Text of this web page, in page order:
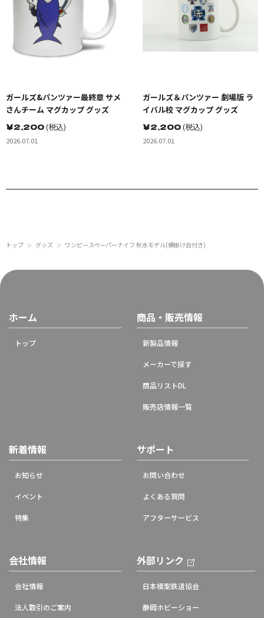
ガールズ&パンツァー最終章 サメ
さんチーム マグカップ グッズ
￥2,200(税込)
2026.07.01
ガールズ＆パンツァー 劇場版 ラ
イバル校 マグカップ グッズ
￥2,200(税込)
2026.07.01
トップ ＞ グッズ ＞ ワンピースペーパーナイフ 秋水モデル(横掛け台付き)
ホーム
トップ
商品・販売情報
新製品情報
メーカーで探す
商品リストDL
販売店情報一覧
新着情報
お知らせ
イベント
特集
サポート
お問い合わせ
よくある質問
アフターサービス
会社情報
会社情報
法人取引のご案内
外部リンク
日本模型鉄道協会
静岡ホビーショー